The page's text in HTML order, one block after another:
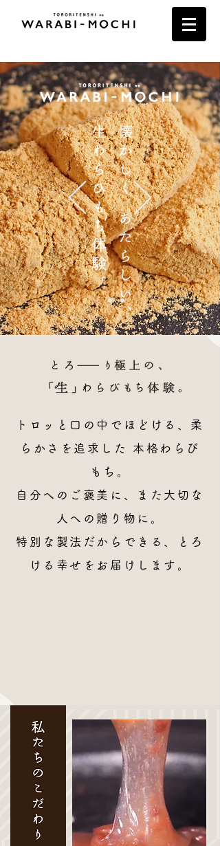
トロッと口の中でほどける、柔
らかさを追求した 本格わらび
もち。
自分へのご褒美に、また大切な
人への贈り物に。
特別な製法だからできる、とろ
ける幸せをお届けします。